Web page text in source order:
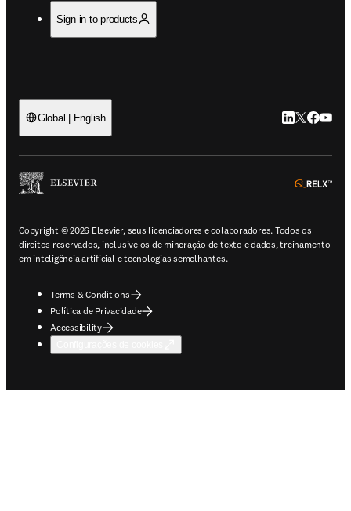
Sign in to products
Global | English LinkedIn abre
Twitter
Copyright © 2026 Elsevier, seus licenciadores e colaboradores. Todos os
direitos reservados, inclusive os de mineração de texto e dados, treinamento
em inteligência artificial e tecnologias semelhantes.
Terms & Conditions
Política de Privacidade
Accessibility